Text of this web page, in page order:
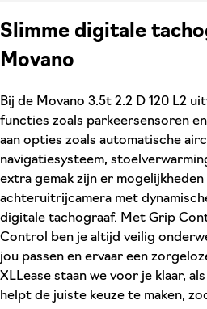
Slimme digitale
Movano
Bij de Movano 3.5t 2.2 D 120 L2
functies zoals parkeersensoren
aan opties zoals automatische
navigatiesysteem,
extra gemak zijn er mogelijkheden
achteruitrijcamera met
digitale tachograaf. Met Grip
Control ben je altijd veilig
jou passen en ervaar een
XLLease staan we voor je klaar,
helpt de juiste keuze te maken,